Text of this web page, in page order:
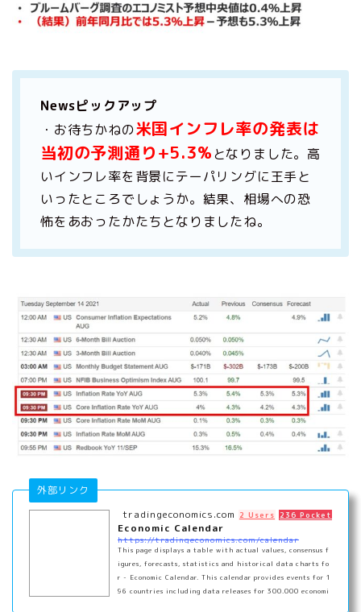
Newsピックアップ
・お待ちかねの米国インフレ率の発表は
当初の予測通り+5.3%となりました。高
いインフレ率を背景にテーパリングに王手と
いったところでしょうか。結果、相場への恐
怖をあおったかたちとなりましたね。
tradingeconomics.com
外部リンク
2 Users 236 Pockets
Economic Calendar
https://tradingeconomics.com/calendar
This page displays a table with actual values, consensus f
igures, forecasts, statistics and historical data charts fo
r - Economic Calendar. This calendar provides events for 1
96 countries including data releases for 300.000 economi